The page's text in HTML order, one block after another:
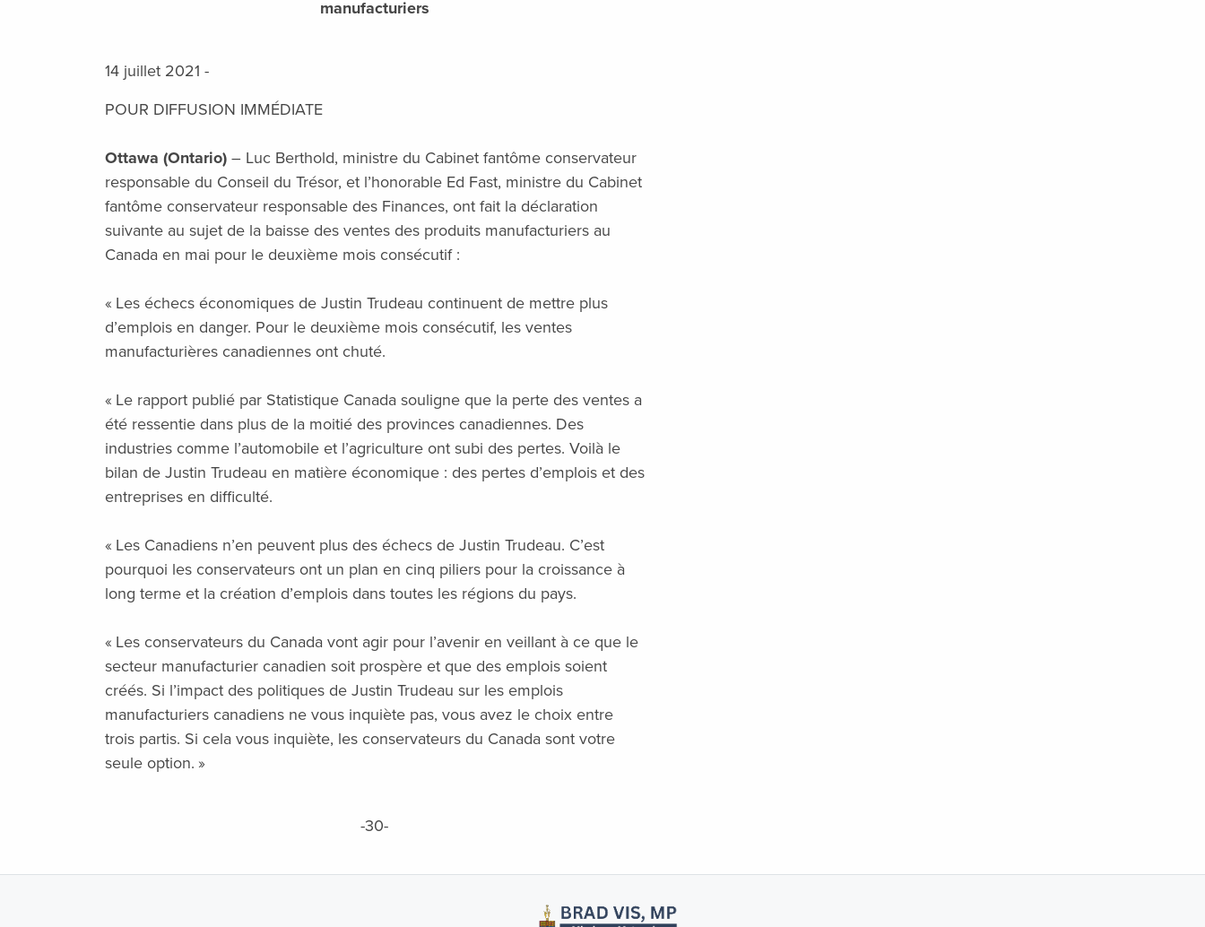
manufacturiers
14 juillet 2021 -
POUR DIFFUSION IMMÉDIATE
Ottawa (Ontario) – Luc Berthold, ministre du Cabinet fantôme conservateur
responsable du Conseil du Trésor, et l’honorable Ed Fast, ministre du Cabinet
fantôme conservateur responsable des Finances, ont fait la déclaration
suivante au sujet de la baisse des ventes des produits manufacturiers au
Canada en mai pour le deuxième mois consécutif :
« Les échecs économiques de Justin Trudeau continuent de mettre plus
d’emplois en danger. Pour le deuxième mois consécutif, les ventes
manufacturières canadiennes ont chuté.
« Le rapport publié par Statistique Canada souligne que la perte des ventes a
été ressentie dans plus de la moitié des provinces canadiennes. Des
industries comme l’automobile et l’agriculture ont subi des pertes. Voilà le
bilan de Justin Trudeau en matière économique : des pertes d’emplois et des
entreprises en difficulté.
« Les Canadiens n’en peuvent plus des échecs de Justin Trudeau. C’est
pourquoi les conservateurs ont un plan en cinq piliers pour la croissance à
long terme et la création d’emplois dans toutes les régions du pays.
« Les conservateurs du Canada vont agir pour l’avenir en veillant à ce que le
secteur manufacturier canadien soit prospère et que des emplois soient
créés. Si l’impact des politiques de Justin Trudeau sur les emplois
manufacturiers canadiens ne vous inquiète pas, vous avez le choix entre
trois partis. Si cela vous inquiète, les conservateurs du Canada sont votre
seule option. »
-30-